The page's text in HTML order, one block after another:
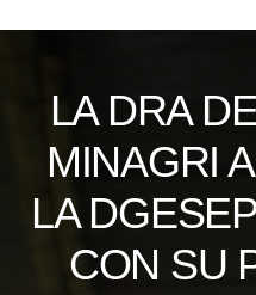
LA DRA
MINAGRI
LA
CON SU